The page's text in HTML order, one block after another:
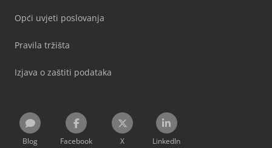
Opći uvjeti poslovanja
Pravila tržišta
Izjava o zaštiti podataka
Blog Facebook X LinkedIn